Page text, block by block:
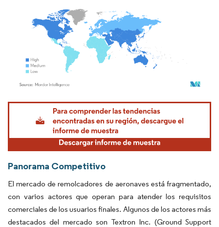
Imagen © Mordor Intelligence. El uso requiere atribución según CC BY 4.0.
Panorama Competitivo
El mercado de remolcadores de aeronaves está fragmentado,
con varios actores que operan para atender los requisitos
comerciales de los usuarios finales. Algunos de los actores más
destacados del mercado son Textron Inc. (Ground Support